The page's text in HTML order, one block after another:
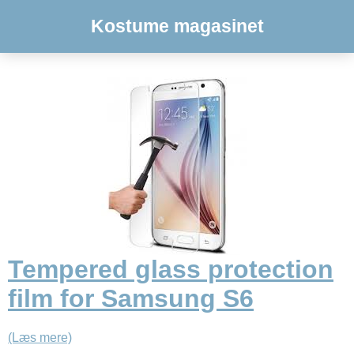
Kostume magasinet
Tempered glass protection
film for Samsung S6
(Læs mere)